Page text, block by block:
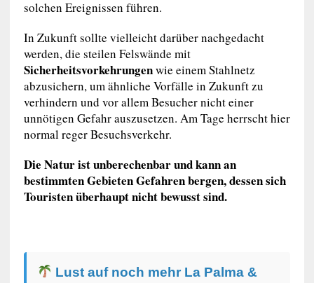
solchen Ereignissen führen.
In Zukunft sollte vielleicht darüber nachgedacht
werden, die steilen Felswände mit
Sicherheitsvorkehrungenwie einem Stahlnetz
abzusichern, um ähnliche Vorfälle in Zukunft zu
verhindern und vor allem Besucher nicht einer
unnötigen Gefahr auszusetzen. Am Tage herrscht hier
normal reger Besuchsverkehr.
Die Natur ist unberechenbar und kann an
bestimmten Gebieten Gefahren bergen, dessen sich
Touristen überhaupt nicht bewusst sind.
Lust auf noch mehr La Palma &